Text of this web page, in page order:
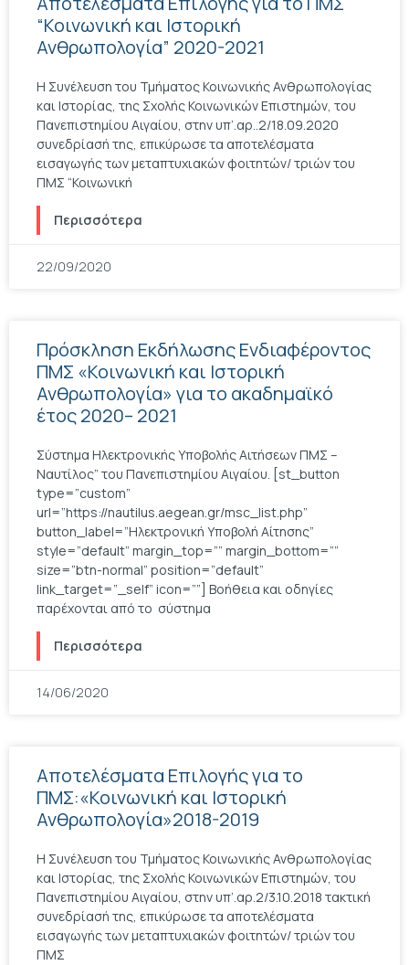
“Κοινωνική και Ιστορική
Ανθρωπολογία” 2020-2021
Η Συνέλευση του Τμήματος Κοινωνικής Ανθρωπολογίας
και Ιστορίας, της Σχολής Κοινωνικών Επιστημών, του
Πανεπιστημίου Αιγαίου, στην υπ’.αρ..2/18.09.2020
συνεδρίασή της, επικύρωσε τα αποτελέσματα
εισαγωγής των μεταπτυχιακών φοιτητών/ τριών του
ΠΜΣ “Κοινωνική
Περισσότερα
22/09/2020
Πρόσκληση Εκδήλωσης Ενδιαφέροντος
ΠΜΣ «Κοινωνική και Ιστορική
Ανθρωπολογία» για το ακαδημαϊκό
έτος 2020– 2021
Σύστημα Ηλεκτρονικής Υποβολής Αιτήσεων ΠΜΣ –
Ναυτίλος” του Πανεπιστημίου Αιγαίου. [st_button
type=”custom”
url=”https://nautilus.aegean.gr/msc_list.php”
button_label=”Ηλεκτρονική Υποβολή Αίτησης”
style=”default” margin_top=”” margin_bottom=””
size=”btn-normal” position=”default”
link_target=”_self” icon=””] Βοήθεια και οδηγίες
παρέχονται από το σύστημα
Περισσότερα
14/06/2020
Αποτελέσματα Επιλογής για το
ΠΜΣ:«Κοινωνική και Ιστορική
Ανθρωπολογία»2018-2019
Η Συνέλευση του Τμήματος Κοινωνικής Ανθρωπολογίας
και Ιστορίας, της Σχολής Κοινωνικών Επιστημών, του
Πανεπιστημίου Αιγαίου, στην υπ’.αρ.2/3.10.2018 τακτική
συνεδρίασή της, επικύρωσε τα αποτελέσματα
εισαγωγής των μεταπτυχιακών φοιτητών/ τριών του
ΠΜΣ